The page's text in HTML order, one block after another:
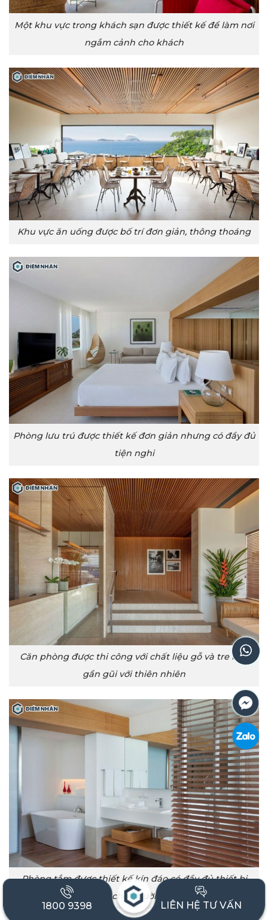
Một khu vực trong khách sạn được thiết kế để làm nơi
ngắm cảnh cho khách
Khu vực ăn uống được bố trí đơn giản, thông thoáng
Phòng lưu trú được thiết kế đơn giản nhưng có đầy đủ
tiện nghi
Căn phòng được thi công với chất liệu gỗ và tre nên
gần gũi với thiên nhiên
Phòng tắm được thiết kế kín đáo có đầy đủ thiết bị
phục vụ cho người sử dụng
1800 9398 LIÊN HỆ TƯ VẤN